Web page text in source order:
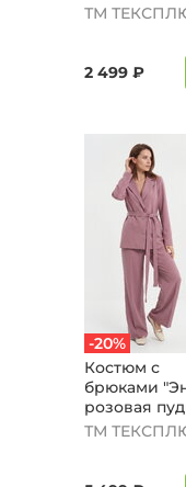
ТМ
2 499 ₽
-20%
Костюм с
брюками
розовая
ТМ